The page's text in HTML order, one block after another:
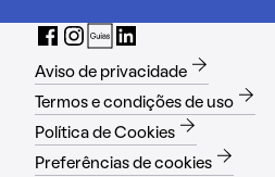
Aviso de privacidade
Termos e condições de uso
Política de Cookies
Preferências de cookies